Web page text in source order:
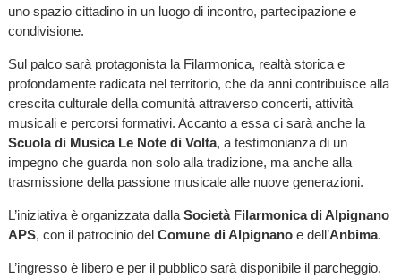
uno spazio cittadino in un luogo di incontro, partecipazione e
condivisione.
Sul palco sarà protagonista la Filarmonica, realtà storica e
profondamente radicata nel territorio, che da anni contribuisce alla
crescita culturale della comunità attraverso concerti, attività
musicali e percorsi formativi. Accanto a essa ci sarà anche la
Scuola di Musica Le Note di Volta, a testimonianza di un
impegno che guarda non solo alla tradizione, ma anche alla
trasmissione della passione musicale alle nuove generazioni.
L’iniziativa è organizzata dalla Società Filarmonica di Alpignano
APS, con il patrocinio del Comune di Alpignanoe dell’Anbima.
L’ingresso è libero e per il pubblico sarà disponibile il parcheggio.